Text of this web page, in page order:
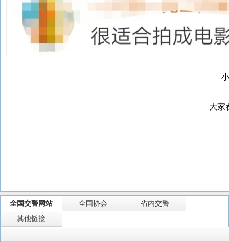
大家
全国交警网站 全国协会
省内交警
其他链接